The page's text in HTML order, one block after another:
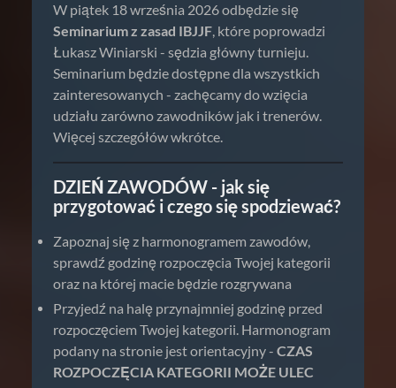
W piątek 18 września 2026 odbędzie się
Seminarium z zasad IBJJF, które poprowadzi
Łukasz Winiarski - sędzia główny turnieju.
Seminarium będzie dostępne dla wszystkich
zainteresowanych - zachęcamy do wzięcia
udziału zarówno zawodników jak i trenerów.
Więcej szczegółów wkrótce.
DZIEŃ ZAWODÓW - jak się
przygotować i czego się spodziewać?
Zapoznaj się z harmonogramem zawodów,
sprawdź godzinę rozpoczęcia Twojej kategorii
oraz na której macie będzie rozgrywana
Przyjedź na halę przynajmniej godzinę przed
rozpoczęciem Twojej kategorii. Harmonogram
podany na stronie jest orientacyjny - CZAS
ROZPOCZĘCIA KATEGORII MOŻE ULEC